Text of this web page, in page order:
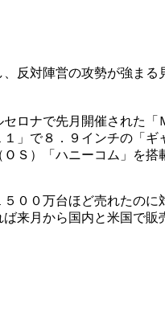
反対陣営の攻勢が強ま
ロナで先月開催された
」で８．９インチの「
Ｓ）「ハニーコム」を搭
００万台ほど売れたの
来月から国内と米国で販